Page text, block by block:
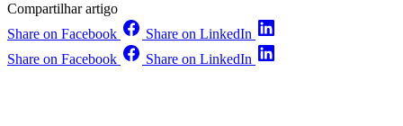
Compartilhar artigo
Share on Facebook
Share on LinkedIn
Share on Facebook
Share on LinkedIn